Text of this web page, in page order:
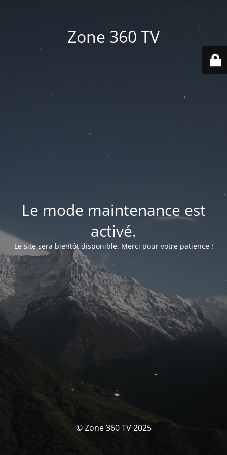
Zone 360 TV
Le mode maintenance est
activé.
Le site sera bientôt disponible. Merci pour votre patience !
© Zone 360 TV 2025